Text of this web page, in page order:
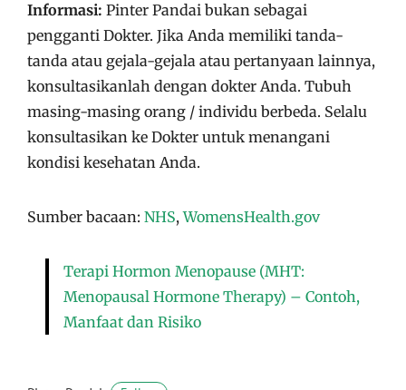
Informasi: Pinter Pandai bukan sebagai
pengganti Dokter. Jika Anda memiliki tanda-
tanda atau gejala-gejala atau pertanyaan lainnya,
konsultasikanlah dengan dokter Anda. Tubuh
masing-masing orang / individu berbeda. Selalu
konsultasikan ke Dokter untuk menangani
kondisi kesehatan Anda.
Sumber bacaan: NHS,WomensHealth.gov
Terapi Hormon Menopause (MHT:
Menopausal Hormone Therapy) – Contoh,
Manfaat dan Risiko